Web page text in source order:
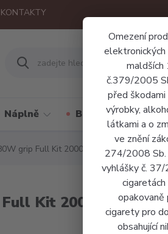
Omezení
č.379/2005
před
výrobky,
látkami a o
ve znění
274/2008
vyhlášky č.
cigarety pro
obsahující
KONTAKTY
Náplně Báze a příchutě
grip Full Kit 2000mAh
Kit 2000mAh